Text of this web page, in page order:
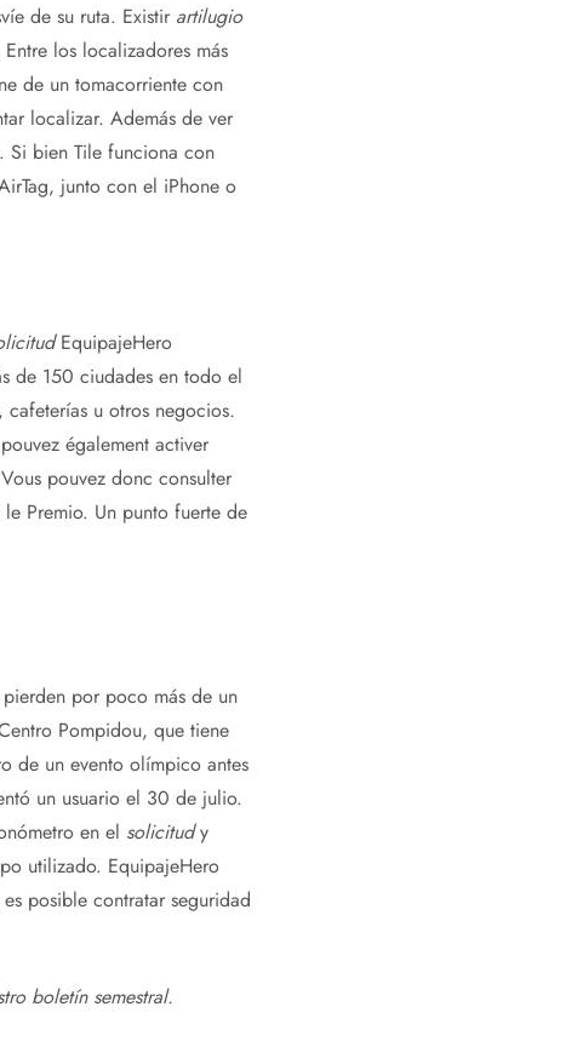
de su ruta. Existir artilugio
los localizadores más
de un tomacorriente con
localizar. Además de ver
Si bien Tile funciona con
junto con el iPhone o
EquipajeHero
de 150 ciudades en todo el
cafeterías u otros negocios.
également activer
pouvez donc consulter
Premio. Un punto fuerte de
por poco más de un
Pompidou, que tiene
de un evento olímpico antes
un usuario el 30 de julio.
en el solicitudy
utilizado. EquipajeHero
posible contratar seguridad
boletín semestral.